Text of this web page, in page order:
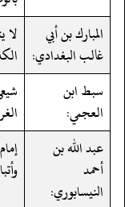
المبارك بن أبي
غالب البغدادي:
لا
سبط ابن
العجمي:
عبد الله بن
أحمد
النيسابوري: